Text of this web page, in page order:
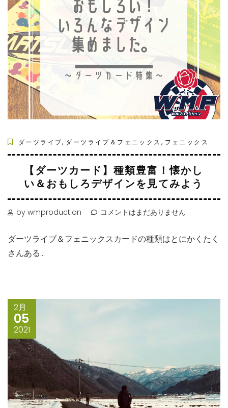
ダーツライブ, ダーツライブ＆フェニックス , フェニックス
【ダーツカード】種類豊富！懐かし
い＆おもしろデザインを見てみよう
by wmproduction コメントはまだありません
ダーツライブ＆フェニックスカードの種類はとにかくたく
さんある...
2月
05
2021